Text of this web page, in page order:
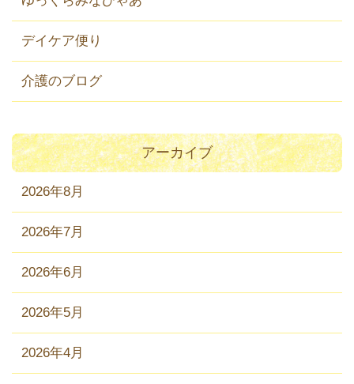
デイケア便り
介護のブログ
アーカイブ
2026年8月
2026年7月
2026年6月
2026年5月
2026年4月